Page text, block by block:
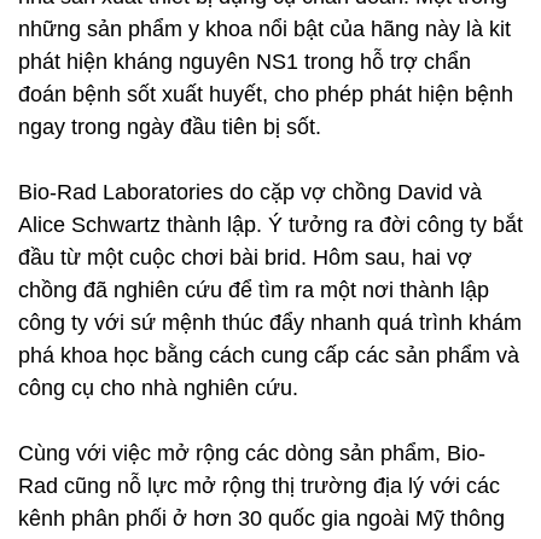
những sản phẩm y khoa nổi bật của hãng này là kit
phát hiện kháng nguyên NS1 trong hỗ trợ chẩn
đoán bệnh sốt xuất huyết, cho phép phát hiện bệnh
ngay trong ngày đầu tiên bị sốt.
Bio-Rad Laboratories do cặp vợ chồng David và
Alice Schwartz thành lập. Ý tưởng ra đời công ty bắt
đầu từ một cuộc chơi bài brid. Hôm sau, hai vợ
chồng đã nghiên cứu để tìm ra một nơi thành lập
công ty với sứ mệnh thúc đẩy nhanh quá trình khám
phá khoa học bằng cách cung cấp các sản phẩm và
công cụ cho nhà nghiên cứu.
Cùng với việc mở rộng các dòng sản phẩm, Bio-
Rad cũng nỗ lực mở rộng thị trường địa lý với các
kênh phân phối ở hơn 30 quốc gia ngoài Mỹ thông